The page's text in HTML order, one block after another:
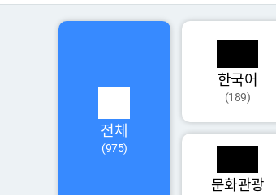
전체
(975)
한국어
(189)
문화관광